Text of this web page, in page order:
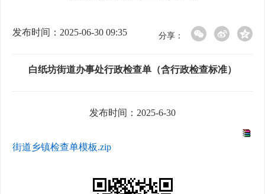
发布时间：2025-06-30 09:35 分享：
白纸坊街道办事处行政检查单（含行政检查标准）
发布时间：2025-6-30
街道乡镇检查单模板.zip